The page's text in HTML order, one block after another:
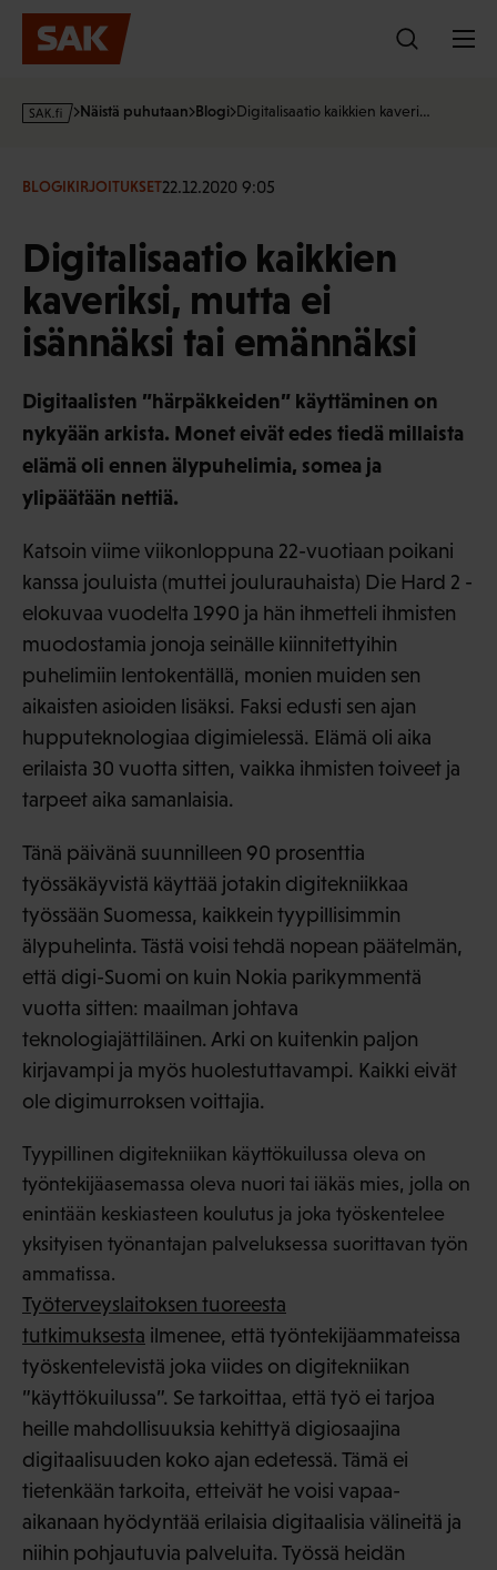
Hyppää
sisältöön
s
·
Näistä puhutaan Blogi Digitalisaatio kaikkien kaveri…
BLOGIKIRJOITUKSET22.12.2020 9:05
Digitalisaatio kaikkien
kaveriksi, mutta ei
isännäksi tai emännäksi
Digitaalisten ”härpäkkeiden” käyttäminen on
nykyään arkista. Monet eivät edes tiedä millaista
elämä oli ennen älypuhelimia, somea ja
ylipäätään nettiä.
Katsoin viime viikonloppuna 22-vuotiaan poikani
kanssa jouluista (muttei joulurauhaista) Die Hard 2 -
elokuvaa vuodelta 1990 ja hän ihmetteli ihmisten
muodostamia jonoja seinälle kiinnitettyihin
puhelimiin lentokentällä, monien muiden sen
aikaisten asioiden lisäksi. Faksi edusti sen ajan
hupputeknologiaa digimielessä. Elämä oli aika
erilaista 30 vuotta sitten, vaikka ihmisten toiveet ja
tarpeet aika samanlaisia.
Tänä päivänä suunnilleen 90 prosenttia
työssäkäyvistä käyttää jotakin digitekniikkaa
työssään Suomessa, kaikkein tyypillisimmin
älypuhelinta. Tästä voisi tehdä nopean päätelmän,
että digi-Suomi on kuin Nokia parikymmentä
vuotta sitten: maailman johtava
teknologiajättiläinen. Arki on kuitenkin paljon
kirjavampi ja myös huolestuttavampi. Kaikki eivät
ole digimurroksen voittajia.
Tyypillinen digitekniikan käyttökuilussa oleva on
työntekijäasemassa oleva nuori tai iäkäs mies, jolla on
enintään keskiasteen koulutus ja joka työskentelee
yksityisen työnantajan palveluksessa suorittavan työn
ammatissa.
Työterveyslaitoksen tuoreesta
tutkimuksesta ilmenee, että työntekijäammateissa
työskentelevistä joka viides on digitekniikan
”käyttökuilussa”. Se tarkoittaa, että työ ei tarjoa
heille mahdollisuuksia kehittyä digiosaajina
digitaalisuuden koko ajan edetessä. Tämä ei
tietenkään tarkoita, etteivät he voisi vapaa-
aikanaan hyödyntää erilaisia digitaalisia välineitä ja
niihin pohjautuvia palveluita. Työssä heidän